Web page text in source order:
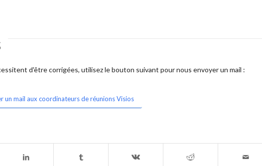
d'être corrigées, utilisez le bouton suivant pour nous envoyer un mail :
un mail aux coordinateurs de réunions Visios